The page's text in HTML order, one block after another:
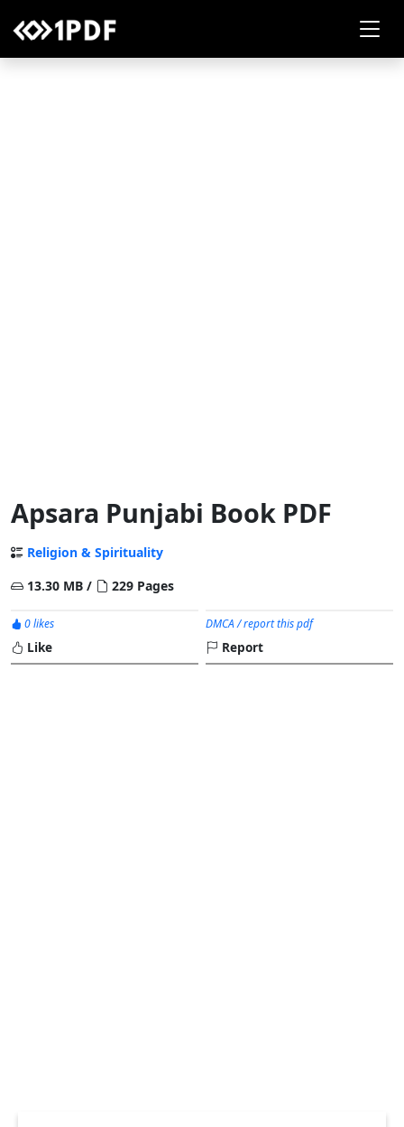
Apsara Punjabi Book PDF
Religion & Spirituality
13.30 MB /
229 Pages
0 likes
Like
DMCA / report this pdf
Report